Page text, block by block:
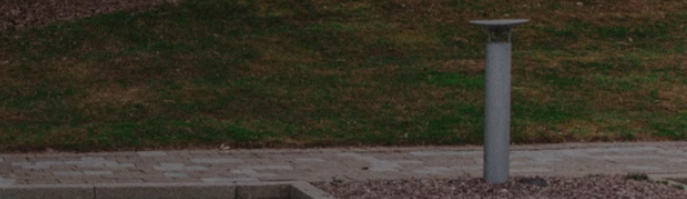
Retour à la liste des métiers
Confidentialité - Service proposé par ViteUnDevis.com-